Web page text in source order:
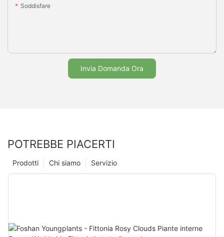
Soddisfare
Invia Domanda Ora
POTREBBE PIACERTI
Servizio
Chi siamo
Prodotti